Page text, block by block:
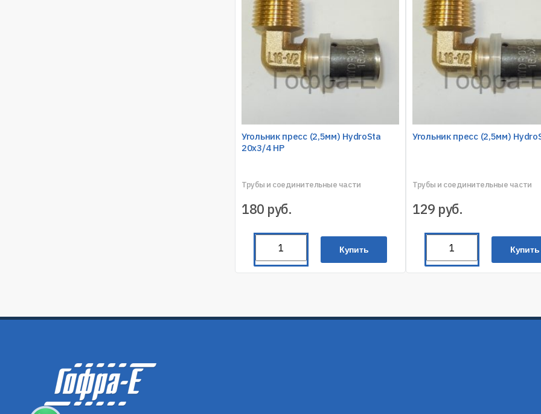
Угольник пресс (2,5мм) HydroSta
20х3/4 НР
Трубы и соединительные части
180 руб.
Купить
Угольник пресс (2,5мм)
Трубы и соединительные части
129 руб.
Купить